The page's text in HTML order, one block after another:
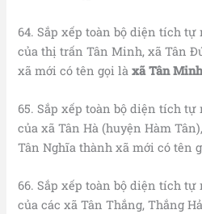
64. Sắp xếp toàn bộ diện tích tự
của thị trấn Tân Minh, xã Tân
xã mới có tên gọi làxã Tân
65. Sắp xếp toàn bộ diện tích tự
của xã Tân Hà (huyện Hàm
Tân Nghĩa thành xã mới có tên
66. Sắp xếp toàn bộ diện tích tự
của các xã Tân Thắng, Thắng